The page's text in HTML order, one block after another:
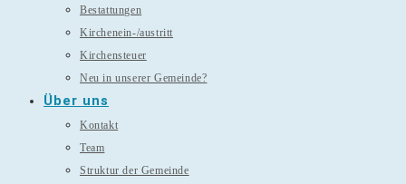
Bestattungen
Kirchenein-/austritt
Kirchensteuer
Neu in unserer Gemeinde?
Über uns
Kontakt
Team
Struktur der Gemeinde